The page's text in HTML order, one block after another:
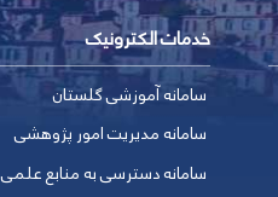
خدمات الکترونیک
سامانه آموزشی گلستان
سامانه مدیریت امور پژوهشی
سامانه دسترسی به منابع علمی